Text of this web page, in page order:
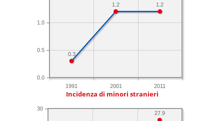
1991 2001 2011
0.0
0.5
1.0
1.2
1.2
0.3
Incidenza di minori stranieri
30
27.9